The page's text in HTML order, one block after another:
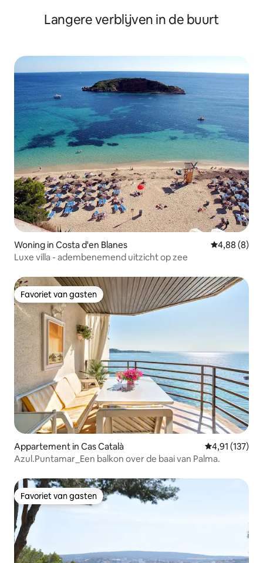
Langere verblijven in de buurt
Woning in Costa d'en Blanes Gemiddelde
4,88 (8)
Luxe villa - adembenemend uitzicht op zee
Favoriet van gasten
Favoriet van gasten
Appartement in Cas Català Gemiddelde
4,91 (137)
Azul.Puntamar_Een balkon over de baai van Palma.
Favoriet van gasten
Favoriet van gasten